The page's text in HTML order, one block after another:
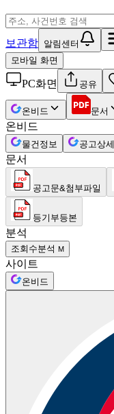
보관함 알림센터
모바일 화면
PC화면 공유
온비드 문서
온비드
물건정보 공고상세
문서
공고문&첨부파일
등기부등본
분석
조회수분석 M
사이트
온비드